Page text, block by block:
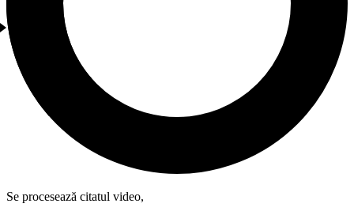
Se procesează citatul video,